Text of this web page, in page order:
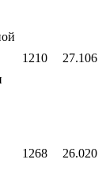
1210 27.106
1268 26.020